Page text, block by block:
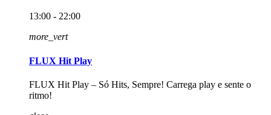
13:00 - 22:00
more_vert
FLUX Hit Play
FLUX Hit Play – Só Hits, Sempre! Carrega play e sente o
ritmo!